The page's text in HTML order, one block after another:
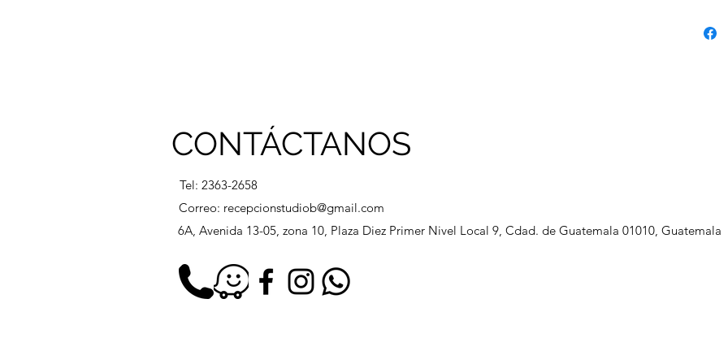
las
CONTÁCTANOS
Tel: 2363-2658
Correo: recepcionstudiob@gmail.com
6A, Avenida 13-05, zona 10, Plaza Diez Primer Nivel Local 9, Cdad. de Guatemala 01010, Guatemala